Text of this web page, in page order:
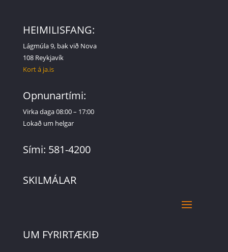
HEIMILISFANG:
Lágmúla 9, bak við Nova
108 Reykjavík
Kort á ja.is
Opnunartími:
Virka daga 08:00 – 17:00
Lokað um helgar
Sími: 581-4200
SKILMÁLAR
UM FYRIRTÆKIÐ